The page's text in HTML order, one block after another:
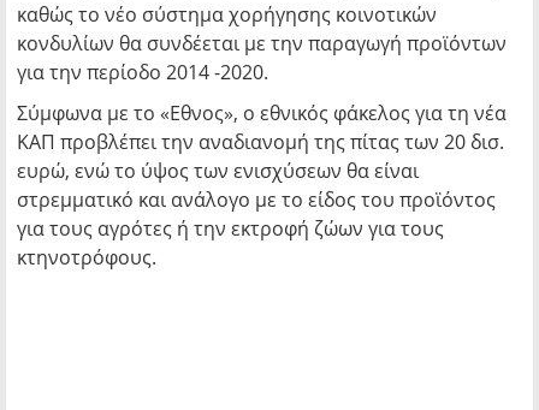
καθώς το νέο σύστημα χορήγησης κοινοτικών
κονδυλίων θα συνδέεται με την παραγωγή προϊόντων
για την περίοδο 2014 -2020.
Σύμφωνα με το «Εθνος», ο εθνικός φάκελος για τη νέα
ΚΑΠ προβλέπει την αναδιανομή της πίτας των 20 δισ.
ευρώ, ενώ το ύψος των ενισχύσεων θα είναι
στρεμματικό και ανάλογο με το είδος του προϊόντος
για τους αγρότες ή την εκτροφή ζώων για τους
κτηνοτρόφους.